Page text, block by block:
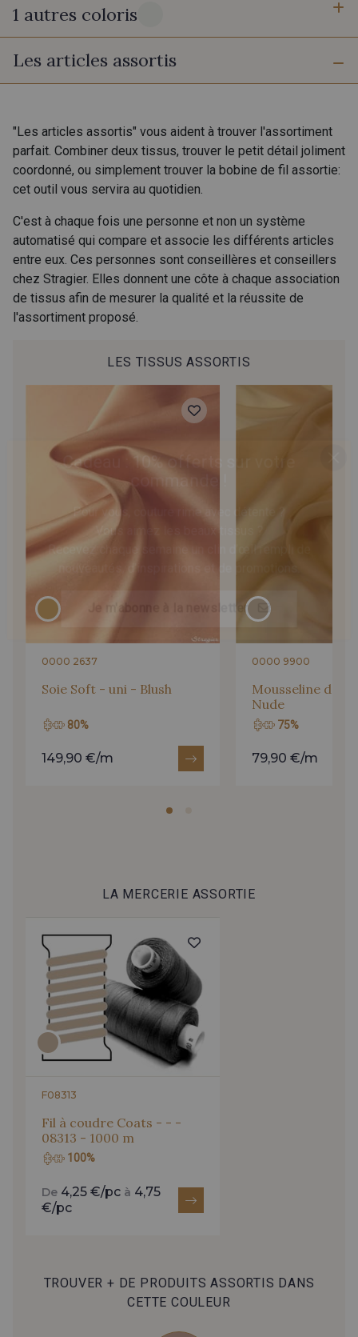
1 autres coloris
20 - Ivoire Stragier
Les articles assortis
"Les articles assortis" vous aident à trouver l'assortiment
parfait. Combiner deux tissus, trouver le petit détail joliment
coordonné, ou simplement trouver la bobine de fil assortie:
cet outil vous servira au quotidien.
C'est à chaque fois une personne et non un système
automatisé qui compare et associe les différents articles
entre eux. Ces personnes sont conseillères et conseillers
chez Stragier. Elles donnent une côte à chaque association
de tissus afin de mesurer la qualité et la réussite de
l'assortiment proposé.
LES TISSUS ASSORTIS
0000 2637
Soie Soft - uni - Blush
80%
149,90 €/m
0000 9900
Mousseline de
Nude
75%
79,90 €/m
LA MERCERIE ASSORTIE
F08313
Fil à coudre Coats - - -
08313 - 1000 m
100%
De 4,25 €/pc à 4,75
€/pc
TROUVER + DE PRODUITS ASSORTIS DANS
CETTE COULEUR
Cadeau : 10% offerts sur votre
commande !
Pour vous, couture rime avec détente ?
Vous aimez les beaux tissus ?
Recevez chaque semaine un clin d’œil rempli de
nouveautés, d’inspirations et de promotions.
Je m'abonne à la newsletter